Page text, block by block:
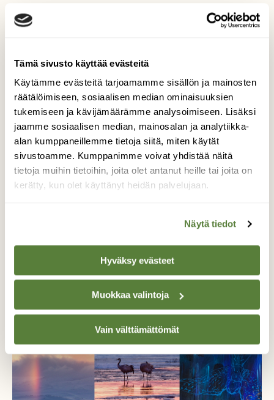
Tämä sivusto käyttää evästeitä
Käytämme evästeitä tarjoamamme sisällön ja mainosten
räätälöimiseen, sosiaalisen median ominaisuuksien
tukemiseen ja kävijämäärämme analysoimiseen. Lisäksi
jaamme sosiaalisen median, mainosalan ja analytiikka-
alan kumppaneillemme tietoja siitä, miten käytät
sivustoamme. Kumppanimme voivat yhdistää näitä
tietoja muihin tietoihin, joita olet antanut heille tai joita on
kerätty, kun olet käyttänyt heidän palvelujaan.
Näytä tiedot
Hyväksy evästeet
Muokkaa valintoja
Vain välttämättömät
KOTONA
Kolme taidenäyttelyä, joihin kannattaa suunnata
maaliskuussa